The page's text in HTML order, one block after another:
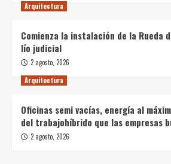
Arquitectura
Comienza la instalación de la Rueda
lío judicial
2 agosto, 2026
Arquitectura
Oficinas semi vacías, energía al
del trabajohíbrido que las empresas
2 agosto, 2026